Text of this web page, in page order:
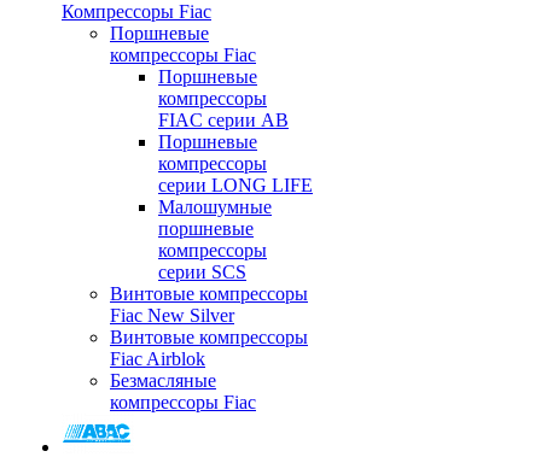
Компрессоры Fiac
Поршневые
компрессоры Fiac
Поршневые
компрессоры
FIAC серии AB
Поршневые
компрессоры
серии LONG LIFE
Малошумные
поршневые
компрессоры
серии SCS
Винтовые компрессоры
Fiac New Silver
Винтовые компрессоры
Fiac Airblok
Безмасляные
компрессоры Fiac